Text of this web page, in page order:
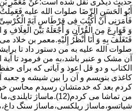
حدیث دیگری نقل شده است:عَنْ مُعَمَّرِ بْنِ
أَبُو الْحَسَنِ الرِّضَا صلوات الله علیه
فَأَمَرَنِی أَنْ أَکْتُبَ فِی قِرْطَاسٍ آیَةَ الْکُرْسِیِّ
وَ قَوَارِعَ مِنَ الْقُرْآنِ وَ أَجْعَلَهُ بَیْنَ الْغِلَافِ وَ
فَتَغَلَّفَ بِهِ وَ أَنَا أَنْظُرُ إِلَیْهِ.معمر بن
صلوات الله علیه به من دستور داد تا
آن مشک و عنبر باشد،به من فرمود تا
الکتاب و دو قل اعوذ و آیاتى که براى
کاغذى بنویسم و آن را بین شیشه و جعبه
کردم بعد که خدمتشان رسیدم محاسن
من تماشا می
شیاتسو،ماساژ ریلکسی،ماساژ سنگ